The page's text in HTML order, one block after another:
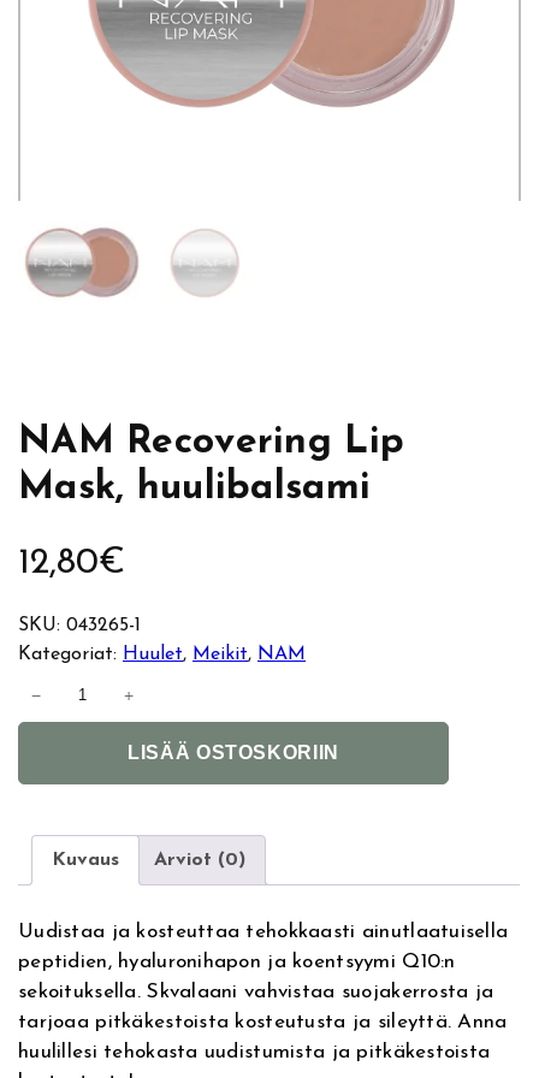
NAM Recovering Lip
Mask, huulibalsami
12,80€
SKU: 043265-1
Kategoriat: Huulet, Meikit, NAM
v
r
i
n
g
L
− +
LISÄÄ OSTOSKORIIN
n
t
i
v
e
:
Kuvaus Arviot (0)
Uudistaa ja kosteuttaa tehokkaasti ainutlaatuisella
peptidien, hyaluronihapon ja koentsyymi Q10:n
sekoituksella. Skvalaani vahvistaa suojakerrosta ja
tarjoaa pitkäkestoista kosteutusta ja sileyttä. Anna
huulillesi tehokasta uudistumista ja pitkäkestoista